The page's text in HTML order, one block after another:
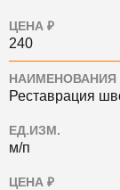
ЦЕНА ₽
240
НАИМЕНОВАНИЯ
Реставрация
ЕД.ИЗМ.
м/п
ЦЕНА ₽